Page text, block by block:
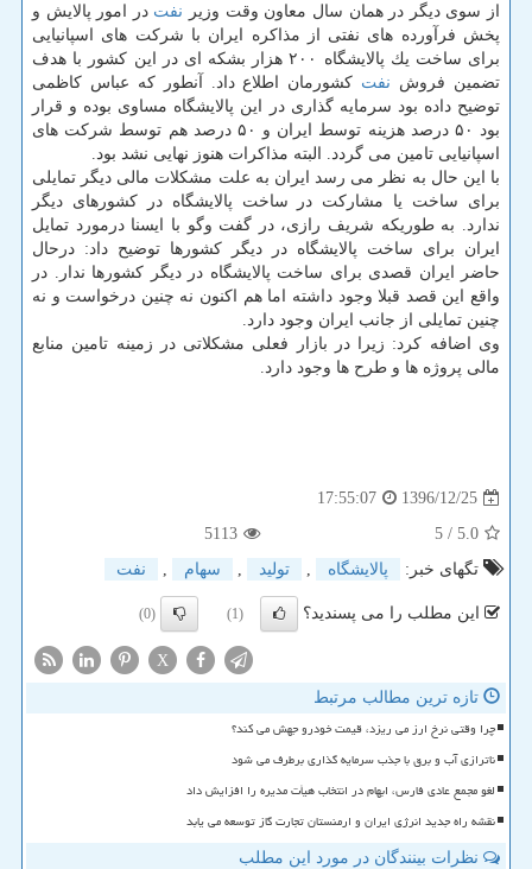
از سوی دیگر در همان سال معاون وقت وزیر نفت در امور پالایش و
پخش فرآورده های نفتی از مذاكره ایران با شركت های اسپانیایی
برای ساخت یك پالایشگاه ۲۰۰ هزار بشكه ای در این كشور با هدف
تضمین فروش نفت كشورمان اطلاع داد. آنطور كه عباس كاظمی
توضیح داده بود سرمایه گذاری در این پالایشگاه مساوی بوده و قرار
بود ۵۰ درصد هزینه توسط ایران و ۵۰ درصد هم توسط شركت های
اسپانیایی تامین می گردد. البته مذاكرات هنوز نهایی نشد بود.
با این حال به نظر می رسد ایران به علت مشكلات مالی دیگر تمایلی
برای ساخت یا مشاركت در ساخت پالایشگاه در كشورهای دیگر
ندارد. به طوریكه شریف رازی، در گفت وگو با ایسنا درمورد تمایل
ایران برای ساخت پالایشگاه در دیگر كشورها توضیح داد: درحال
حاضر ایران قصدی برای ساخت پالایشگاه در دیگر كشورها ندار. در
واقع این قصد قبلا وجود داشته اما هم اكنون نه چنین درخواست و نه
چنین تمایلی از جانب ایران وجود دارد.
وی اضافه كرد: زیرا در بازار فعلی مشكلاتی در زمینه تامین منابع
مالی پروژه ها و طرح ها وجود دارد.
1396/12/25
17:55:07
5.0
/ 5
5113
تگهای خبر:
پالایشگاه , تولید , سهام , نفت
این مطلب را می پسندید؟ (1)
(0)
X
تازه ترین مطالب مرتبط
چرا وقتی نرخ ارز می ریزد، قیمت خودرو جهش می کند؟
ناترازی آب و برق با جذب سرمایه گذاری برطرف می شود
لغو مجمع عادی فارس، ابهام در انتخاب هیأت مدیره را افزایش داد
نقشه راه جدید انرژی ایران و ارمنستان تجارت گاز توسعه می یابد
نظرات بینندگان در مورد این مطلب